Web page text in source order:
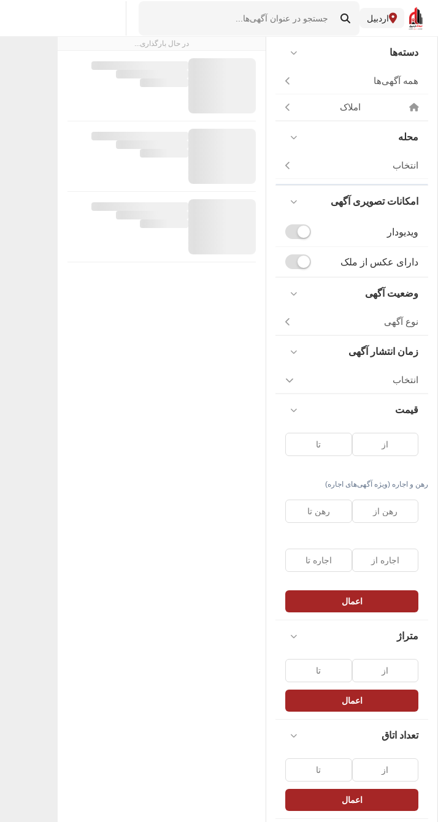
اردبیل
دسته‌ها
همه آگهی‌ها
املاک
محله
انتخاب
امکانات تصویری آگهی
ویدیودار
دارای عکس از ملک
وضعیت آگهی
نوع آگهی
زمان انتشار آگهی
انتخاب
قیمت
رهن و اجاره (ویژه آگهی‌های اجاره)
اعمال
متراژ
اعمال
تعداد اتاق
اعمال
در حال بارگذاری...